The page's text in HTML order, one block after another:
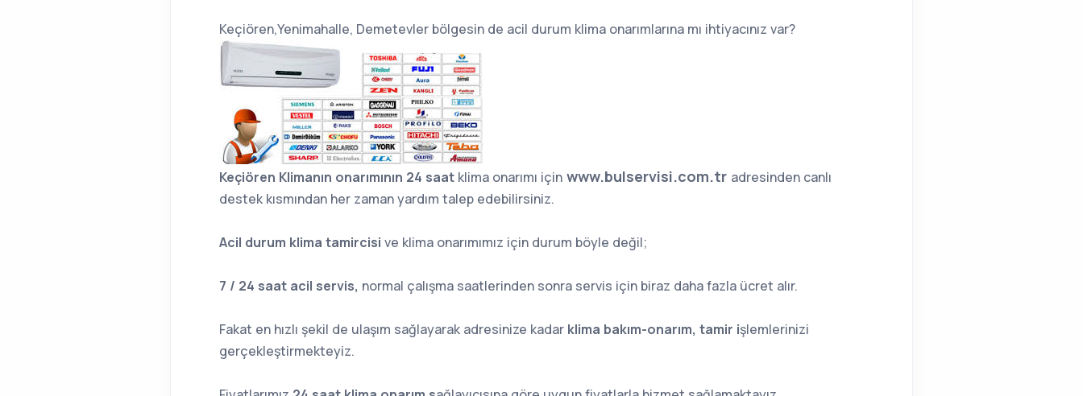
Keçiören,Yenimahalle, Demetevler bölgesin de acil durum klima onarımlarına mı ihtiyacınız var?
Keçiören Klimanın onarımının 24 saat klima onarımı için www.bulservisi.com.tr adresinden canlı
destek kısmından her zaman yardım talep edebilirsiniz.
Acil durum klima tamircisi ve klima onarımımız için durum böyle değil;
7 / 24 saat acil servis, normal çalışma saatlerinden sonra servis için biraz daha fazla ücret alır.
Fakat en hızlı şekil de ulaşım sağlayarak adresinize kadar klima bakım-onarım, tamir işlemlerinizi
gerçekleştirmekteyiz.